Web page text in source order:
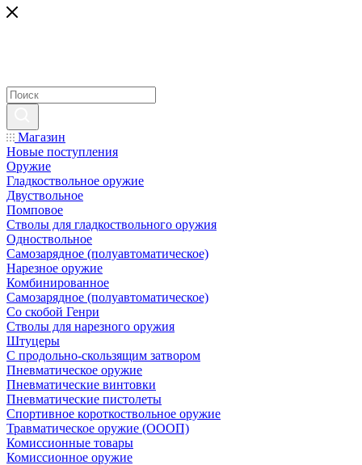
Магазин
Новые поступления
Оружие
Гладкоствольное оружие
Двуствольное
Помповое
Стволы для гладкоствольного оружия
Одноствольное
Самозарядное (полуавтоматическое)
Нарезное оружие
Комбинированное
Самозарядное (полуавтоматическое)
Со скобой Генри
Стволы для нарезного оружия
Штуцеры
С продольно-скользящим затвором
Пневматическое оружие
Пневматические винтовки
Пневматические пистолеты
Спортивное короткоствольное оружие
Травматическое оружие (ОООП)
Комиссионные товары
Комиссионное оружие